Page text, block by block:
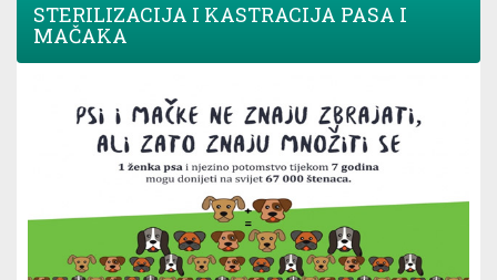
STERILIZACIJA I KASTRACIJA PASA I
MAČAKA